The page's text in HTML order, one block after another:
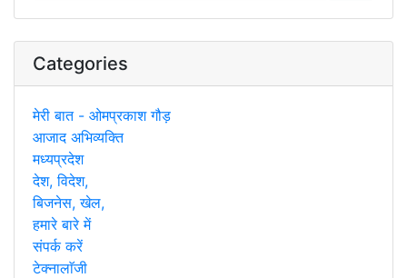
Categories
मेरी बात - ओमप्रकाश गौड़
आजाद अभिव्यक्ति
मध्यप्रदेश
देश, विदेश,
बिजनेस, खेल,
हमारे बारे में
संपर्क करें
टेक्नालाॅजी